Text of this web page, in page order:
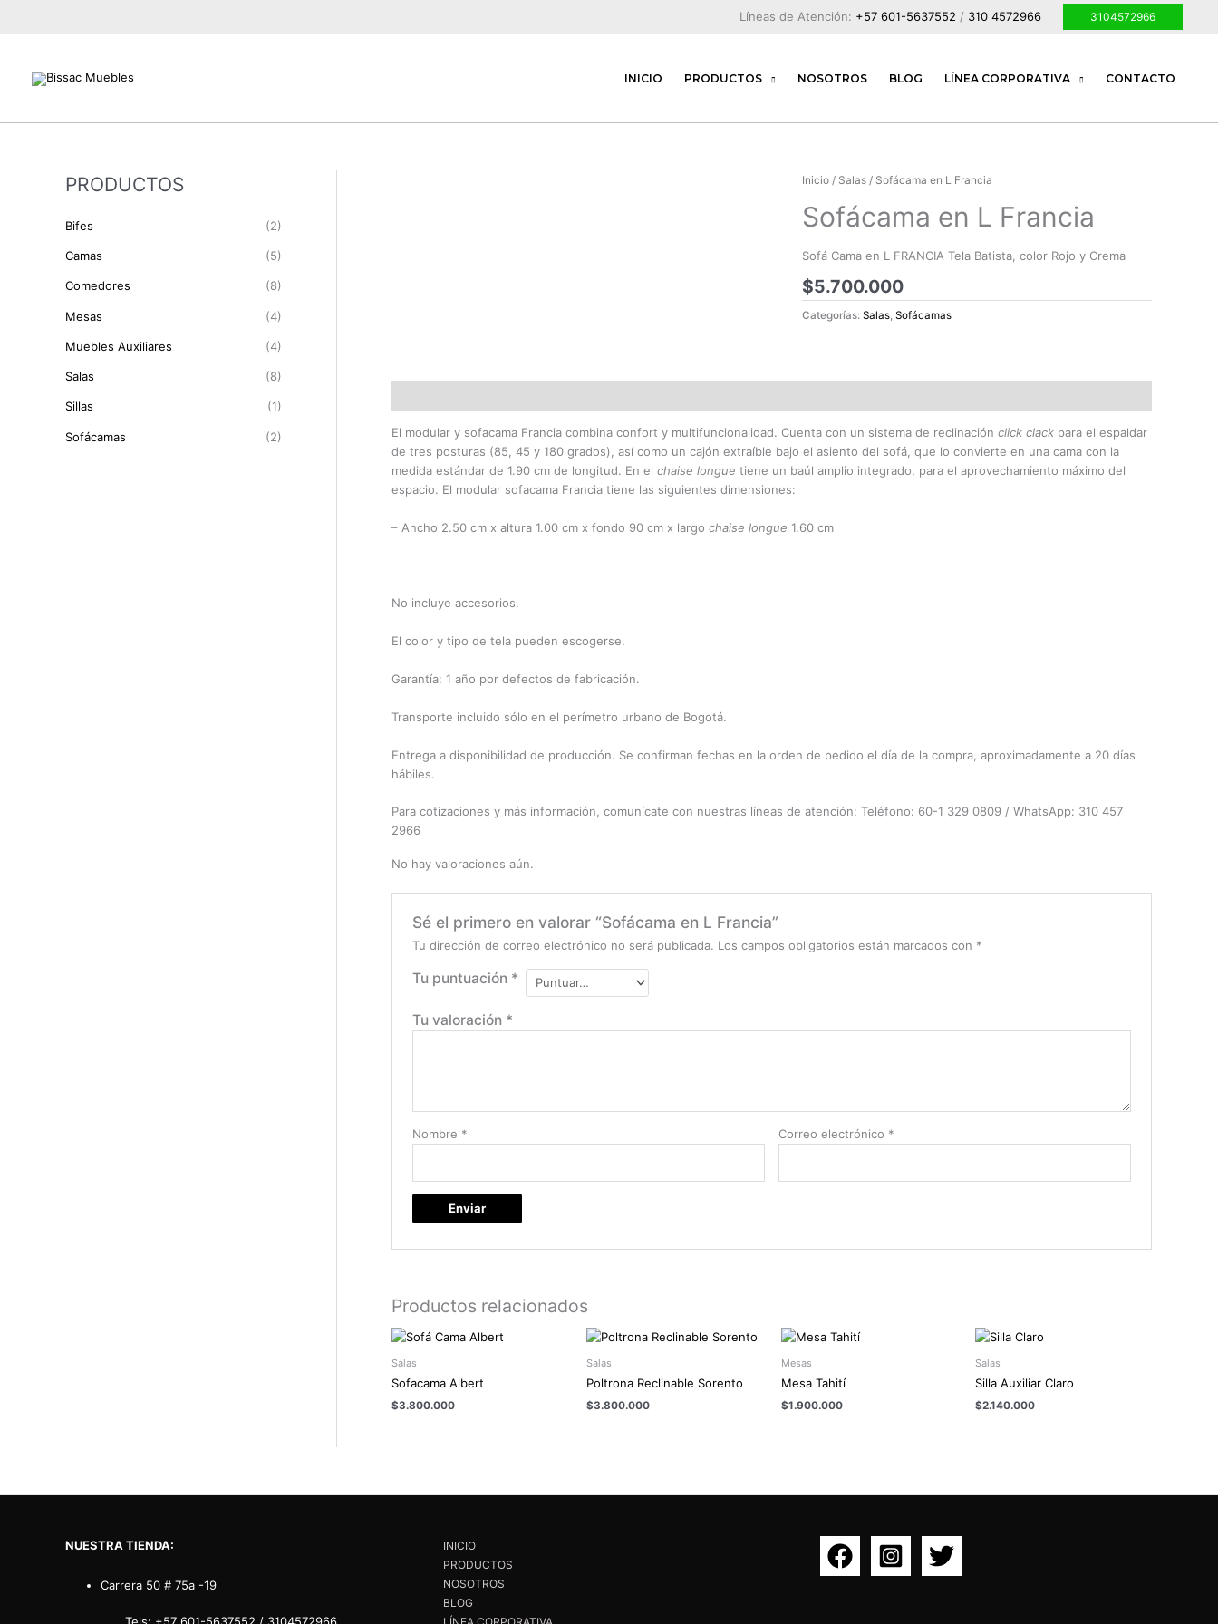
Líneas de Atención: +57 601-5637552 / 310 4572966 3104572966
INICIO PRODUCTOS NOSOTROS BLOG LÍNEA CORPORATIVA CONTACTO
PRODUCTOS
Bifes (2)
Camas (5)
Comedores (8)
Mesas (4)
Muebles Auxiliares (4)
Salas (8)
Sillas (1)
Sofácamas (2)
Inicio / Salas / Sofácama en L Francia
Sofácama en L Francia
Sofá Cama en L FRANCIA Tela Batista, color Rojo y Crema
$5.700.000
Categorías:Salas ,Sofácamas
El modular y sofacama Francia combina confort y multifuncionalidad. Cuenta con un sistema de reclinación click clack para el espaldar
de tres posturas (85, 45 y 180 grados), así como un cajón extraíble bajo el asiento del sofá, que lo convierte en una cama con la
medida estándar de 1.90 cm de longitud. En el chaise longue tiene un baúl amplio integrado, para el aprovechamiento máximo del
espacio. El modular sofacama Francia tiene las siguientes dimensiones:
– Ancho 2.50 cm x altura 1.00 cm x fondo 90 cm x largo chaise longue 1.60 cm
No incluye accesorios.
El color y tipo de tela pueden escogerse.
Garantía: 1 año por defectos de fabricación.
Transporte incluido sólo en el perímetro urbano de Bogotá.
Entrega a disponibilidad de producción. Se confirman fechas en la orden de pedido el día de la compra, aproximadamente a 20 días
hábiles.
Para cotizaciones y más información, comunícate con nuestras líneas de atención: Teléfono: 60-1 329 0809 / WhatsApp: 310 457
2966
No hay valoraciones aún.
Sé el primero en valorar “Sofácama en L Francia”
Tu dirección de correo electrónico no será publicada. Los campos obligatorios están marcados con *
Tu puntuación *
Tu valoración *
Nombre * Correo electrónico *
Productos relacionados
Salas
Sofacama Albert
$3.800.000
Salas
Poltrona Reclinable Sorento
$3.800.000
Mesas
Mesa Tahití
$1.900.000
Salas
Silla Auxiliar Claro
$2.140.000
NUESTRA TIENDA:
Carrera 50 # 75a -19
INICIO
PRODUCTOS
NOSOTROS
BLOG